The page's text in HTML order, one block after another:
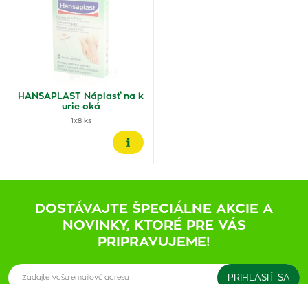
HANSAPLAST Náplasť na k
urie oká
1x8 ks
DOSTÁVAJTE ŠPECIÁLNE AKCIE A
NOVINKY, KTORÉ PRE VÁS
PRIPRAVUJEME!